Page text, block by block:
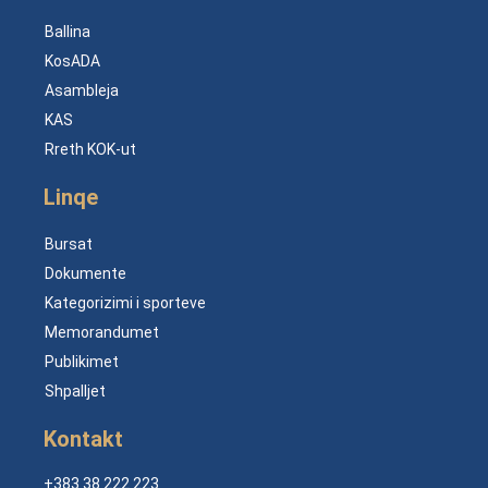
Ballina
KosADA
Asambleja
KAS
Rreth KOK-ut
Linqe
Bursat
Dokumente
Kategorizimi i sporteve
Memorandumet
Publikimet
Shpalljet
Kontakt
+383 38 222 223